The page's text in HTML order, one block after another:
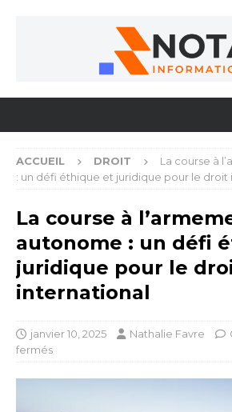
ACCUEIL DROIT
La course à
: un défi éthique et juridique pour le droit
La course à
autonome : un défi
juridique pour le
international
janvier 10, 2025 Nathalie Favre
fermés